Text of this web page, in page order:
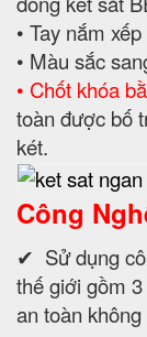
• Tay nắm
• Màu sắc
• Chốt khóa
toàn được bố
két.
Công
✔ Sử dụng
thế giới gồm
an toàn